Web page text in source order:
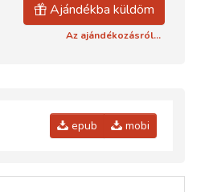
Ajándékba küldöm
Az ajándékozásról...
epub mobi